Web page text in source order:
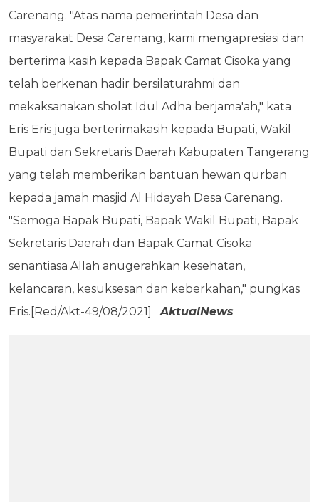
Carenang. "Atas nama pemerintah Desa dan
masyarakat Desa Carenang, kami mengapresiasi dan
berterima kasih kepada Bapak Camat Cisoka yang
telah berkenan hadir bersilaturahmi dan
mekaksanakan sholat Idul Adha berjama'ah," kata
Eris Eris juga berterimakasih kepada Bupati, Wakil
Bupati dan Sekretaris Daerah Kabupaten Tangerang
yang telah memberikan bantuan hewan qurban
kepada jamah masjid Al Hidayah Desa Carenang.
"Semoga Bapak Bupati, Bapak Wakil Bupati, Bapak
Sekretaris Daerah dan Bapak Camat Cisoka
senantiasa Allah anugerahkan kesehatan,
kelancaran, kesuksesan dan keberkahan," pungkas
Eris.[Red/Akt-49/08/2021]AktualNews